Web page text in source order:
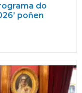
do
poñen